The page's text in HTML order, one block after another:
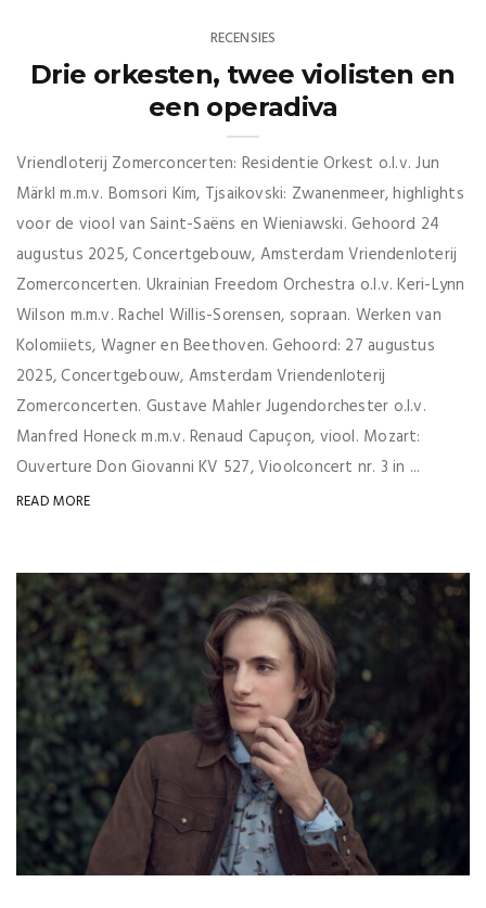
RECENSIES
Drie orkesten, twee violisten en
een operadiva
Vriendloterij Zomerconcerten: Residentie Orkest o.l.v. Jun
Märkl m.m.v. Bomsori Kim, Tjsaikovski: Zwanenmeer, highlights
voor de viool van Saint-Saëns en Wieniawski. Gehoord 24
augustus 2025, Concertgebouw, Amsterdam Vriendenloterij
Zomerconcerten. Ukrainian Freedom Orchestra o.l.v. Keri-Lynn
Wilson m.m.v. Rachel Willis-Sorensen, sopraan. Werken van
Kolomiiets, Wagner en Beethoven. Gehoord: 27 augustus
2025, Concertgebouw, Amsterdam Vriendenloterij
Zomerconcerten. Gustave Mahler Jugendorchester o.l.v.
Manfred Honeck m.m.v. Renaud Capuçon, viool. Mozart:
Ouverture Don Giovanni KV 527, Vioolconcert nr. 3 in ...
READ MORE